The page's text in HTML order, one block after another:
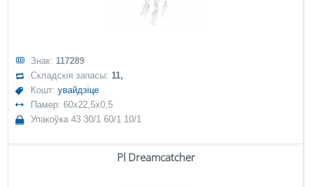
Знак: 117289
Складскія запасы:11,
Кошт:увайдзіце
Памер: 60x22,5x0,5
Упакоўка 43 30/1 60/1 10/1
Pl Dreamcatcher